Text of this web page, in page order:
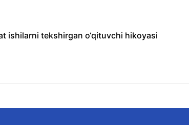
ishilarni tekshirgan o‘qituvchi hikoyasi